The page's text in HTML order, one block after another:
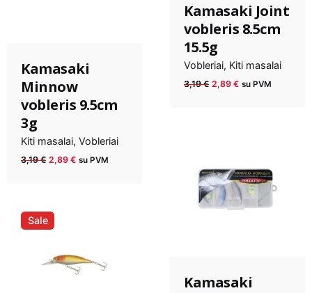
Kamasaki Joint
vobleris 8.5cm
15.5g
Vobleriai Kiti masalai
3,19€ Anksčiau
2,89 €Dabartinė
su PVM
Kamasaki
Minnow
vobleris 9.5cm
3g
Kiti masalai Vobleriai
3,19€ Anksčiau
2,89 €Dabartinė
su PVM
Kamasaki
Sale